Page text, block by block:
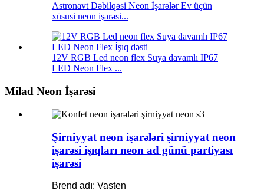
Astronavt Dəbilqəsi Neon İşarələr Ev üçün
xüsusi neon işarəsi...
12V RGB Led neon flex Suya davamlı IP67
LED Neon Flex ...
Milad Neon İşarəsi
Şirniyyat neon işarələri şirniyyat neon
işarəsi işıqları neon ad günü partiyası
işarəsi
Brend adı: Vasten